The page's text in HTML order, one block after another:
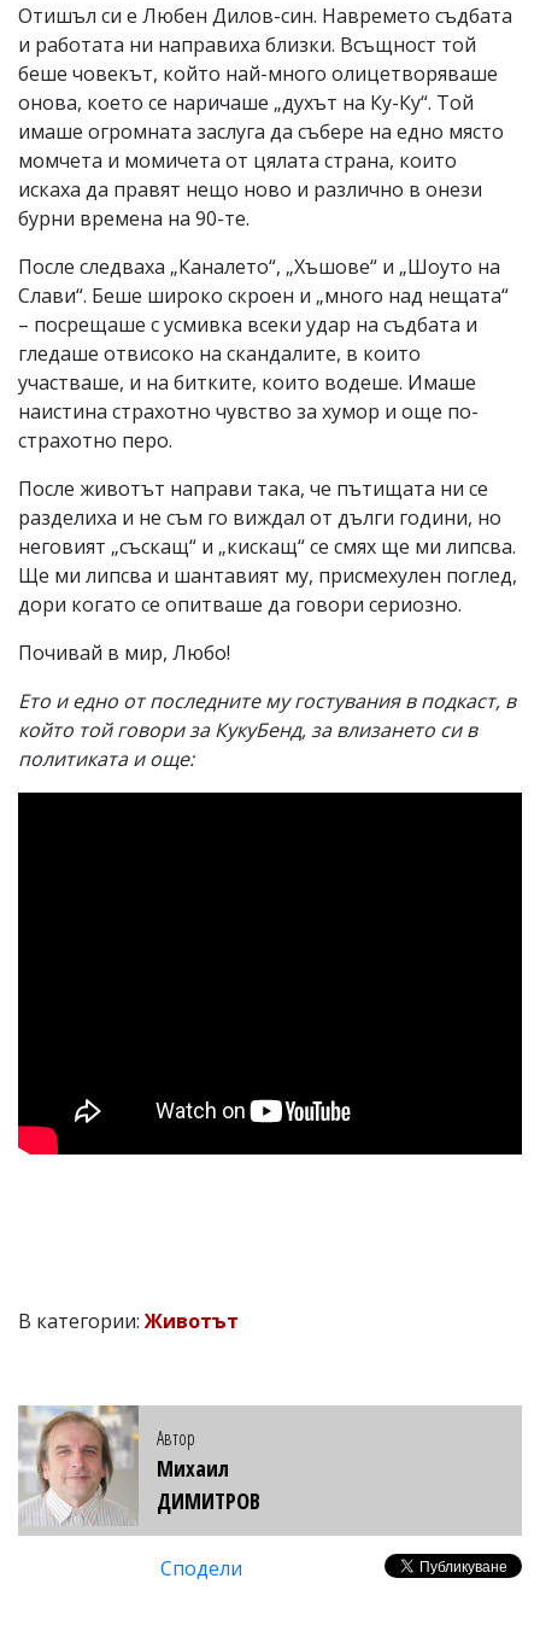
Отишъл си е Любен Дилов-син. Навремето съдбата
и работата ни направиха близки. Всъщност той
беше човекът, който най-много олицетворяваше
онова, което се наричаше „духът на Ку-Ку“. Той
имаше огромната заслуга да събере на едно място
момчета и момичета от цялата страна, които
искаха да правят нещо ново и различно в онези
бурни времена на 90-те.
После следваха „Каналето“, „Хъшове“ и „Шоуто на
Слави“. Беше широко скроен и „много над нещата“
– посрещаше с усмивка всеки удар на съдбата и
гледаше отвисоко на скандалите, в които
участваше, и на битките, които водеше. Имаше
наистина страхотно чувство за хумор и още по-
страхотно перо.
После животът направи така, че пътищата ни се
разделиха и не съм го виждал от дълги години, но
неговият „съскащ“ и „кискащ“ се смях ще ми липсва.
Ще ми липсва и шантавият му, присмехулен поглед,
дори когато се опитваше да говори сериозно.
Почивай в мир, Любо!
Ето и едно от последните му гостувания в подкаст, в
който той говори за КукуБенд, за влизането си в
политиката и още:
В категории:Животът
Автор
Михаил
ДИМИТРОВ
Сподели